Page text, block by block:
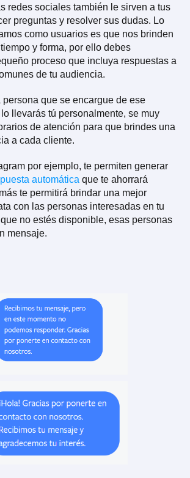
redes sociales también le sirven a tus
preguntas y resolver sus dudas. Lo
como usuarios es que nos brinden
y forma, por ello debes
proceso que incluya respuestas a
de tu audiencia.
persona que se encargue de ese
llevarás tú personalmente, se muy
de atención para que brindes una
a cada cliente.
por ejemplo, te permiten generar
automática que te ahorrará
te permitirá brindar una mejor
con las personas interesadas en tu
no estés disponible, esas personas
mensaje.